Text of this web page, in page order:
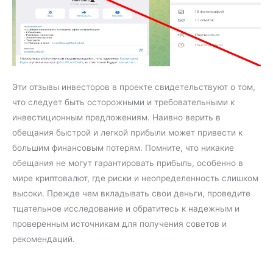
Эти отзывы инвесторов в проекте свидетельствуют о том,
что следует быть осторожными и требовательными к
инвестиционным предложениям. Наивно верить в
обещания быстрой и легкой прибыли может привести к
большим финансовым потерям. Помните, что никакие
обещания не могут гарантировать прибыль, особенно в
мире криптовалют, где риски и неопределенность слишком
высоки. Прежде чем вкладывать свои деньги, проведите
тщательное исследование и обратитесь к надежным и
проверенным источникам для получения советов и
рекомендаций.